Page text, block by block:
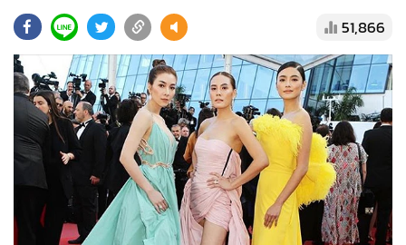
• Good health & Well-being
• Green Innovation & SD
• Management & HR
• MGR Live
• Infographic
การเมือง
ท่องเที่ยว
•
กีฬา
51,866